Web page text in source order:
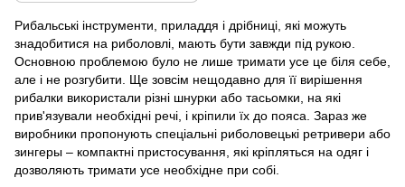
Рибальські інструменти, приладдя і дрібниці, які можуть
знадобитися на риболовлі, мають бути завжди під рукою.
Основною проблемою було не лише тримати усе це біля себе,
але і не розгубити. Ще зовсім нещодавно для її вирішення
рибалки використали різні шнурки або тасьомки, на які
прив'язували необхідні речі, і кріпили їх до пояса. Зараз же
виробники пропонують спеціальні риболовецькі ретривери або
зингеры – компактні пристосування, які кріпляться на одяг і
дозволяють тримати усе необхідне при собі.